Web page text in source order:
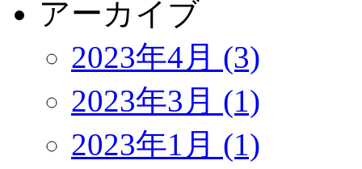
アーカイブ
2023年4月 (3)
2023年3月 (1)
2023年1月 (1)